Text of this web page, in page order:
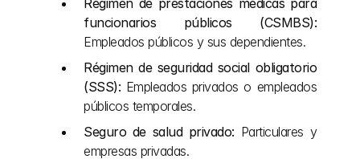
Régimen de prestaciones médicas para
funcionarios públicos (CSMBS):
Empleados públicos y sus dependientes.
Régimen de seguridad social obligatorio
(SSS): Empleados privados o empleados
públicos temporales.
Seguro de salud privado: Particulares y
empresas privadas.